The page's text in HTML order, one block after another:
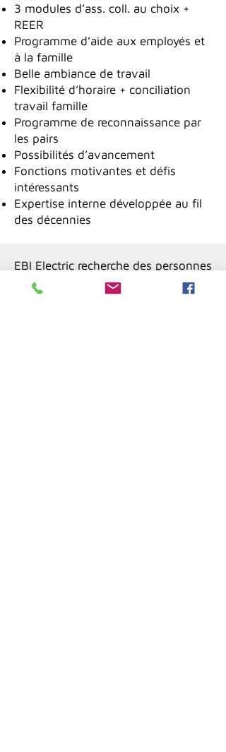
3 modules d’ass. coll. au choix +
REER
Programme d’aide aux employés et
à la famille
Belle ambiance de travail
Flexibilité d’horaire + conciliation
travail famille
Programme de reconnaissance par
les pairs
Possibilités d’avancement
Fonctions motivantes et défis
intéressants
Expertise interne développée au fil
des décennies
EBI Electric recherche des personnes
passionnées, respectueuses et
motivées à contribuer au succès de